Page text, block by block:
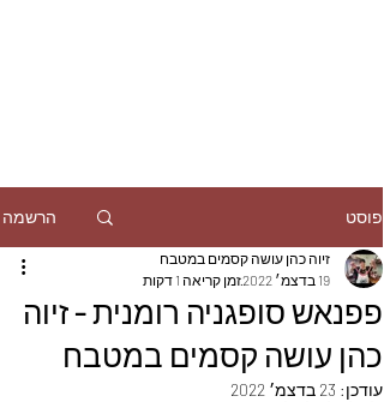
פוסט הרשמה
פפנאש סופגניה רומנית - זיוה
כהן עושה קסמים במטבח
זיוה כהן עושה קסמים במטבח
19 בדצמ׳ 2022
זמן קריאה 1 דקות
עודכן: 23 בדצמ׳ 2022